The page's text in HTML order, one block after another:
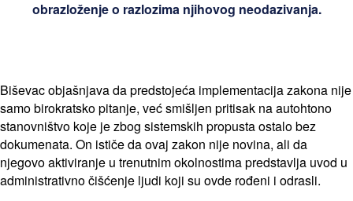
obrazloženje o razlozima njihovog neodazivanja.
Biševac objašnjava da predstojeća implementacija zakona nije
samo birokratsko pitanje, već smišljen pritisak na autohtono
stanovništvo koje je zbog sistemskih propusta ostalo bez
dokumenata. On ističe da ovaj zakon nije novina, ali da
njegovo aktiviranje u trenutnim okolnostima predstavlja uvod u
administrativno čišćenje ljudi koji su ovde rođeni i odrasli.